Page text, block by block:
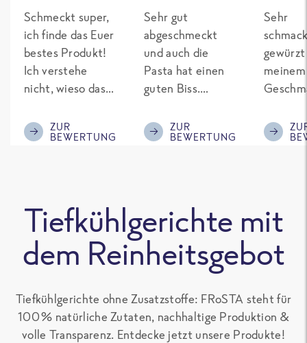
Schmeckt super,
ich finde das Euer
bestes Produkt!
Ich verstehe
nicht, wieso das
mehr erhältlich
ist!
ZUR
BEWERTUNG
Sehr gut
abgeschmeckt
und auch die
Pasta hat einen
guten Biss.
ZUR
BEWERTUNG
Sehr
meinem
Menge
'großen
Paprika
gern.
Tiefkühlgerichte mit
dem Reinheitsgebot
Tiefkühlgerichte ohne Zusatzstoffe: FRoSTA steht für
100 % natürliche Zutaten, nachhaltige Produktion &
volle Transparenz. Entdecke jetzt unsere Produkte!